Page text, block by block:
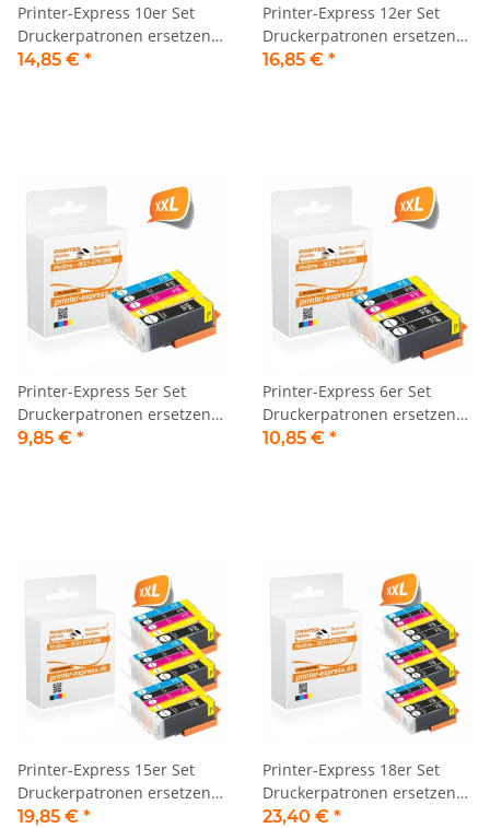
Printer-Express 10er Set
Druckerpatronen ersetzen
PGI-550, CLI-551 XL mit
14,85 € *
Printer-Express 12er Set
Druckerpatronen ersetzen
PGI-550, CLI-551 XL mit
16,85 € *
Printer-Express 5er Set
Druckerpatronen ersetzen
PGI-550, CLI-551 XL mit
9,85 € *
Printer-Express 6er Set
Druckerpatronen ersetzen
PGI-550, CLI-551 XL mit
10,85 € *
Printer-Express 15er Set
Druckerpatronen ersetzen
PGI-550, CLI-551 XL mit
19,85 € *
Printer-Express 18er Set
Druckerpatronen ersetzen
PGI-550, CLI-551 XL mit
23,40 € *